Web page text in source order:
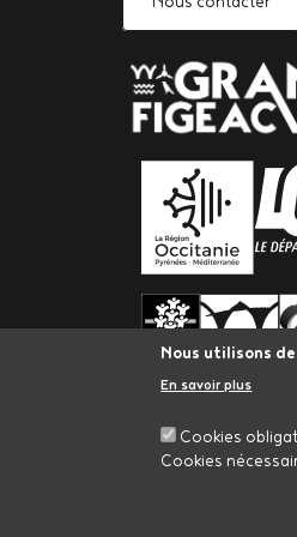
Nous utilisons
En savoir plus
Cookies
Cookies
PARTENAIRES